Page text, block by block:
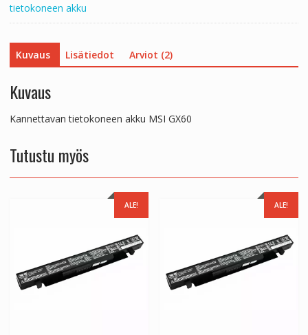
tietokoneen akku
Kuvaus Lisätiedot Arviot (2)
Kuvaus
Kannettavan tietokoneen akku MSI GX60
Tutustu myös
ALE! ALE!